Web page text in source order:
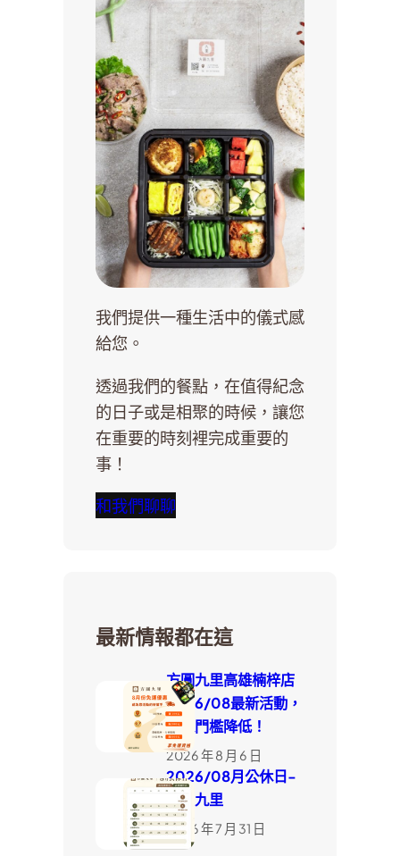
我們提供一種生活中的儀式感
給您。
透過我們的餐點，在值得紀念
的日子或是相聚的時候，讓您
在重要的時刻裡完成重要的
事！
和我們聊聊
最新情報都在這
方圓九里高雄楠梓店
2026/08最新活動，
外送門檻降低！
2026 年 8 月 6 日
2026/08月公休日-
方圓九里
2026 年 7 月 31 日